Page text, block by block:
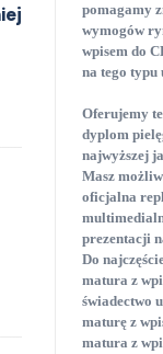
pomagamy
wymogów
wpisem do
na tego typu
Oferujemy
dyplom
najwyższej
Masz
oficjalna
prezentacji
Do
matura z
świadectwo
maturę z
matura z